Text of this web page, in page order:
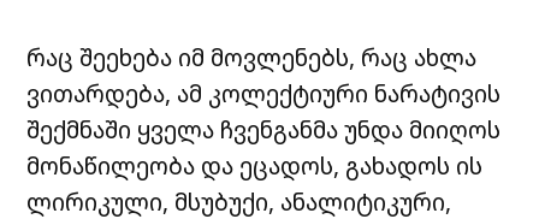
რაც შეეხება იმ მოვლენებს, რაც ახლა
ვითარდება, ამ კოლექტიური ნარატივის
შექმნაში ყველა ჩვენგანმა უნდა მიიღოს
მონაწილეობა და ეცადოს, გახადოს ის
ლირიკული, მსუბუქი, ანალიტიკური,